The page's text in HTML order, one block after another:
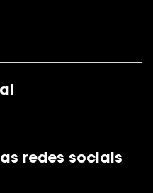
redes sociais